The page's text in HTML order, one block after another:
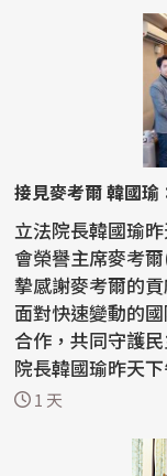
接見麥考爾 韓國
立法院長韓國瑜
會榮譽主席麥考
摯感謝麥考爾的
面對快速變動的
合作，共同守護民
院長韓國瑜昨天
巧芯...
1 天